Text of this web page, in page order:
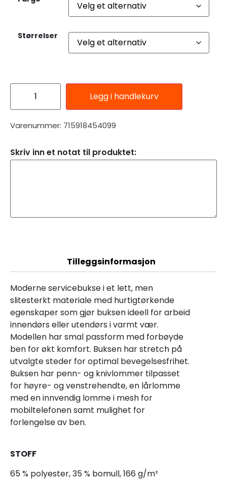
Størrelser
Legg i handlekurv
Varenummer: 715918454099
Skriv inn et notat til produktet:
Tilleggsinformasjon
Moderne servicebukse i et lett, men
slitesterkt materiale med hurtigtørkende
egenskaper som gjør buksen ideell for arbeid
innendørs eller utendørs i varmt vær.
Modellen har smal passform med forbøyde
ben for økt komfort. Buksen har stretch på
utvalgte steder for optimal bevegelsesfrihet.
Buksen har penn- og knivlommer tilpasset
for høyre- og venstrehendte, en lårlomme
med en innvendig lomme i mesh for
mobiltelefonen samt mulighet for
forlengelse av ben.
STOFF
65 % polyester, 35 % bomull, 166 g/m²